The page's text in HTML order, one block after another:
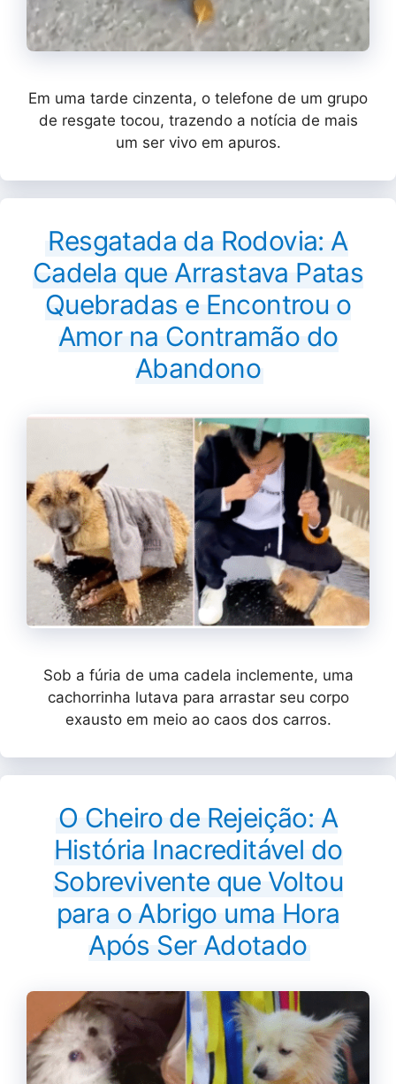
Em uma tarde cinzenta, o telefone de um grupo
de resgate tocou, trazendo a notícia de mais
um ser vivo em apuros.
Resgatada da Rodovia: A
Cadela que Arrastava Patas
Quebradas e Encontrou o
Amor na Contramão do
Abandono
Sob a fúria de uma cadela inclemente, uma
cachorrinha lutava para arrastar seu corpo
exausto em meio ao caos dos carros.
O Cheiro de Rejeição: A
História Inacreditável do
Sobrevivente que Voltou
para o Abrigo uma Hora
Após Ser Adotado